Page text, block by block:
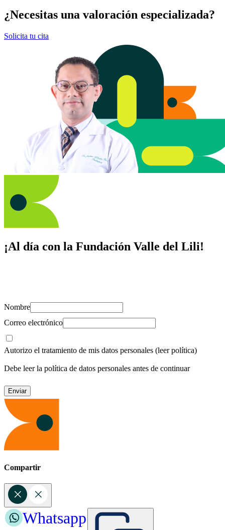
¿Necesitas una valoración especializada?
Solicita tu cita
¡Al día con la Fundación Valle del Lili!
Nombre
Correo electrónico
Autorizo el tratamiento de mis datos personales (leer política)
Debe leer la política de datos personales antes de continuar
Compartir
Whatsapp